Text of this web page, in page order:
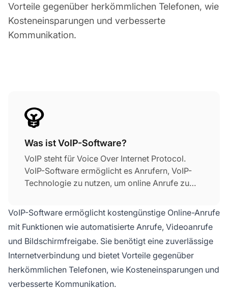
Vorteile gegenüber herkömmlichen Telefonen, wie
Kosteneinsparungen und verbesserte
Kommunikation.
Was ist VoIP-Software?
VoIP steht für Voice Over Internet Protocol.
VoIP-Software ermöglicht es Anrufern, VoIP-
Technologie zu nutzen, um online Anrufe zu
zur Nutzung einer regulären Telefonleitung,
sowohl in Bezug auf Kosteneffizienz als auch
auf Produktivität. VoIP-Software ermöglicht
VoIP-Telefondienste.
VoIP-Software ermöglicht kostengünstige Online-Anrufe
mit Funktionen wie automatisierte Anrufe, Videoanrufe
und Bildschirmfreigabe. Sie benötigt eine zuverlässige
Internetverbindung und bietet Vorteile gegenüber
herkömmlichen Telefonen, wie Kosteneinsparungen und
verbesserte Kommunikation.